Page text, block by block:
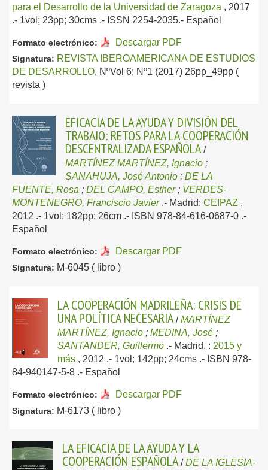
para el Desarrollo de la Universidad de Zaragoza , 2017
.- 1vol; 23pp; 30cms .- ISSN 2254-2035.- Español
Formato electrónico: Descargar PDF
Signatura: REVISTA IBEROAMERICANA DE ESTUDIOS
DE DESARROLLO, NºVol 6; Nº1 (2017) 26pp_49pp (
revista )
EFICACIA DE LA AYUDA Y DIVISIÓN DEL
TRABAJO: RETOS PARA LA COOPERACIÓN
DESCENTRALIZADA ESPAÑOLA /
MARTÍNEZ MARTÍNEZ, Ignacio ;
SANAHUJA, José Antonio ; DE LA
FUENTE, Rosa ; DEL CAMPO, Esther; VERDES-
MONTENEGRO, Franciscio Javier .- Madrid: CEIPAZ ,
2012 .- 1vol; 182pp; 26cm .- ISBN 978-84-616-0687-0 .-
Español
Formato electrónico: Descargar PDF
Signatura: M-6045 ( libro )
LA COOPERACIÓN MADRILEÑA: CRISIS DE
UNA POLÍTICA NECESARIA /MARTÍNEZ
MARTÍNEZ, Ignacio ; MEDINA, José ;
SANTANDER, Guillermo .- Madrid, : 2015 y
más , 2012 .- 1vol; 142pp; 24cms .- ISBN 978-
84-940147-5-8 .- Español
Formato electrónico: Descargar PDF
Signatura: M-6173 ( libro )
LA EFICACIA DE LA AYUDA Y LA
COOPERACIÓN ESPAÑOLA /DE LA IGLESIA-